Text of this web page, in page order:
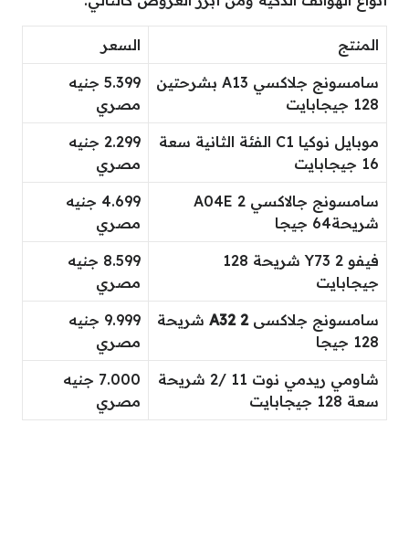
المنتج السعر
سامسونج جلاكسي A13 بشرحتين
128 جيجابايت
5.399 جنيه
مصري
موبايل نوكيا C1 الفئة الثانية سعة
16 جيجابايت
2.299 جنيه
مصري
سامسونج جالاكسي A04E 2
شريحة64 جيجا
4.699 جنيه
مصري
فيفو Y73 2 شريحة 128
جيجابايت
8.599 جنيه
مصري
سامسونج جلاكسىA32 2 شريحة
128 جيجا
9.999 جنيه
مصري
شاومي ريدمي نوت 11 /2 شريحة
سعة 128 جيجابايت
7.000 جنيه
مصري